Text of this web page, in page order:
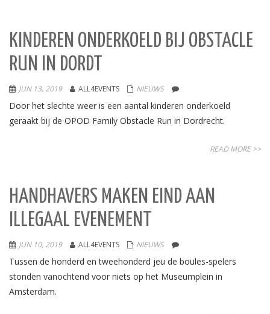
KINDEREN ONDERKOELD BIJ OBSTACLE
RUN IN DORDT
JUN 13, 2019 ALL4EVENTS NIEUWS
Door het slechte weer is een aantal kinderen onderkoeld
geraakt bij de OPOD Family Obstacle Run in Dordrecht.
READ MORE >>
HANDHAVERS MAKEN EIND AAN
ILLEGAAL EVENEMENT
JUN 10, 2019 ALL4EVENTS NIEUWS
Tussen de honderd en tweehonderd jeu de boules-spelers
stonden vanochtend voor niets op het Museumplein in
Amsterdam.